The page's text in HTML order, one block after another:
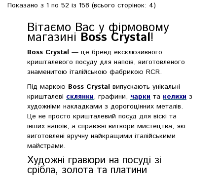
Показано з 1 по 52 із 158 (всього сторінок: 4)
Вітаємо Вас у фірмовому
магазині Boss Crystal!
Boss Crystal — це бренд ексклюзивного
кришталевого посуду для напоїв, виготовленого
знаменитою італійською фабрикою RCR.
Під маркою Boss Crystal випускають унікальні
кришталеві склянки, графини, чарки та келихи з
художніми накладками з дорогоцінних металів.
Це не просто кришталевий посуд для віскі та
інших напоїв, а справжні витвори мистецтва, які
виготовлені вручну найкращими італійськими
майстрами.
Художні гравюри на посуді зі
срібла, золота та платини